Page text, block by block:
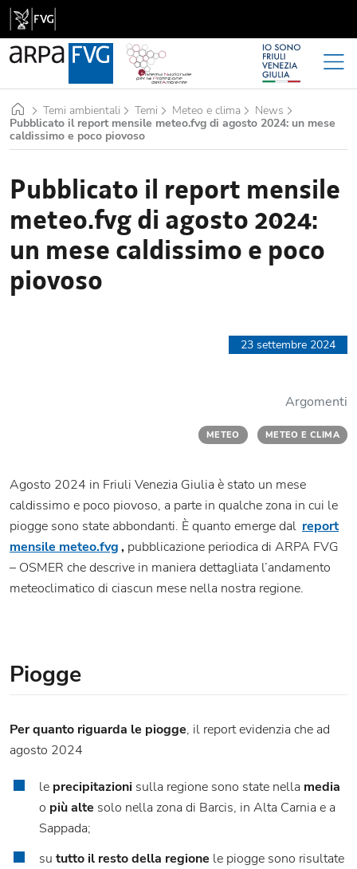
HomeTemi ambientali Temi Meteo e clima
News
Pubblicato il report mensile meteo.fvg di agosto 2024: un mese
caldissimo e poco piovoso
Pubblicato il report mensile
meteo.fvg di agosto 2024:
un mese caldissimo e poco
piovoso
23 settembre 2024
Argomenti
METEO METEO E CLIMA
Agosto 2024 in Friuli Venezia Giulia è stato un mese
caldissimo e poco piovoso, a parte in qualche zona in cui le
piogge sono state abbondanti. È quanto emerge dal report
mensile meteo.fvg, pubblicazione periodica di ARPA FVG
– OSMER che descrive in maniera dettagliata l’andamento
meteoclimatico di ciascun mese nella nostra regione.
Piogge
Per quanto riguarda le piogge, il report evidenzia che ad
agosto 2024
le precipitazioni sulla regione sono state nella media
o più alte solo nella zona di Barcis, in Alta Carnia e a
Sappada;
su tutto il resto della regione le piogge sono risultate